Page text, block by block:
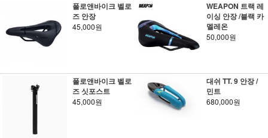
폴로앤바이크 벨로
즈 안장
45,000원
WEAPON 트랙 레
이싱 안장 /블랙 카
멜레온
50,000원
폴로앤바이크 벨로
즈 싯포스트
45,000원
대쉬 TT. 9 안장 /
민트
680,000원